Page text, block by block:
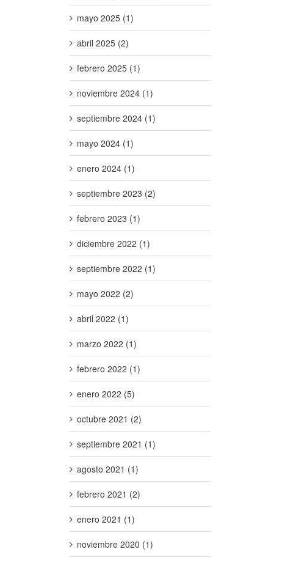
mayo 2025 (1)
abril 2025 (2)
febrero 2025 (1)
noviembre 2024 (1)
septiembre 2024 (1)
mayo 2024 (1)
enero 2024 (1)
septiembre 2023 (2)
febrero 2023 (1)
diciembre 2022 (1)
septiembre 2022 (1)
mayo 2022 (2)
abril 2022 (1)
marzo 2022 (1)
febrero 2022 (1)
enero 2022 (5)
octubre 2021 (2)
septiembre 2021 (1)
agosto 2021 (1)
febrero 2021 (2)
enero 2021 (1)
noviembre 2020 (1)